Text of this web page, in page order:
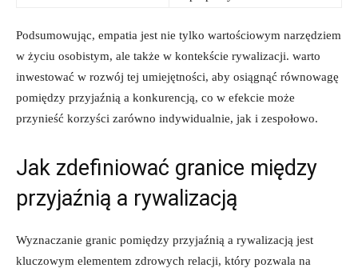
Podsumowując, ⁢empatia jest nie tylko⁣ wartościowym narzędziem
w życiu osobistym, ale⁣ także w kontekście rywalizacji. warto
inwestować w rozwój tej umiejętności, aby osiągnąć równowagę
pomiędzy przyjaźnią a konkurencją, co‍ w efekcie może​
przynieść korzyści zarówno indywidualnie, jak i zespołowo.
Jak zdefiniować ⁤granice między
‍przyjaźnią a rywalizacją
Wyznaczanie granic pomiędzy przyjaźnią a rywalizacją jest
kluczowym​ elementem zdrowych relacji, który pozwala na